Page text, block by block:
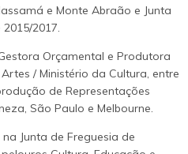
e Monte Abraão e Junta
2017.
Orçamental e Produtora
/ Ministério da Cultura, entre
de Representações
São Paulo e Melbourne.
Junta de Freguesia de